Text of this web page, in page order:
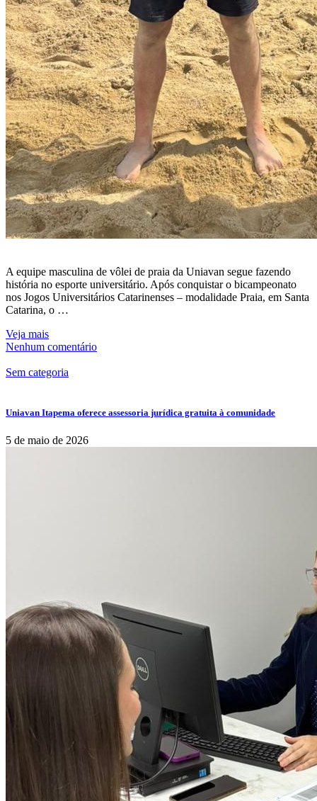
A equipe masculina de vôlei de praia da Uniavan segue fazendo
história no esporte universitário. Após conquistar o bicampeonato
nos Jogos Universitários Catarinenses – modalidade Praia, em Santa
Catarina, o …
Veja mais
Nenhum comentário
Sem categoria
Uniavan Itapema oferece assessoria jurídica gratuita à comunidade
5 de maio de 2026